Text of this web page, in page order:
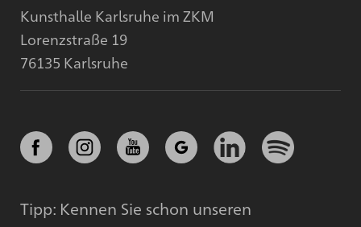
Kunsthalle Karlsruhe im ZKM
Lorenzstraße 19
76135 Karlsruhe
Tipp: Kennen Sie schon unseren